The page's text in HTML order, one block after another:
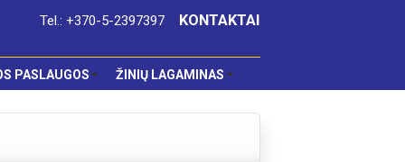
Tel.: +370-5-2397397 KONTAKTAI
PASLAUGOS ŽINIŲ LAGAMINAS